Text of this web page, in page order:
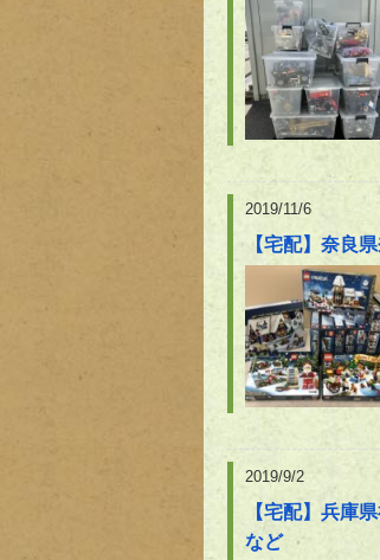
2019/11/6
【宅配】奈良
2019/9/2
【宅配】兵庫
など